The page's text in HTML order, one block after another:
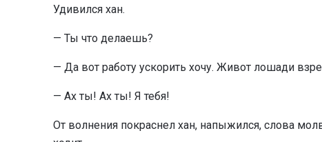
Удивился хан.
— Ты что делаешь?
— Да вот работу ускорить хочу. Живот лошади
— Ах ты! Ах ты! Я тебя!
От волнения покраснел хан, напыжился, слова